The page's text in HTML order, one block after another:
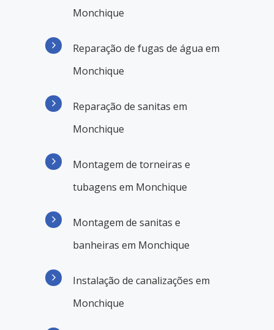
Monchique
Reparação de fugas de água em
Monchique
Reparação de sanitas em
Monchique
Montagem de torneiras e
tubagens em Monchique
Montagem de sanitas e
banheiras em Monchique
Instalação de canalizações em
Monchique